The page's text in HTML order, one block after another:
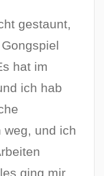
gestaunt,
hat im
ich hab
weg, und ich
ging mir